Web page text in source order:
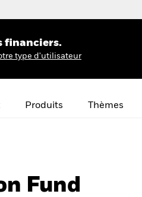
financiers.
type d'utilisateur
Produits Thèmes
Fund